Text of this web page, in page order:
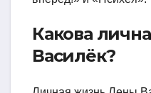
Какова
Василёк?